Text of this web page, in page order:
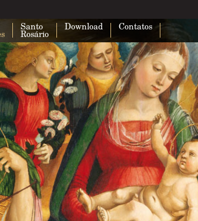
Santo
Rosário
Download Contatos
Esta página não carregou o Google Maps
corretamente.
Você é o proprietário deste site? OK